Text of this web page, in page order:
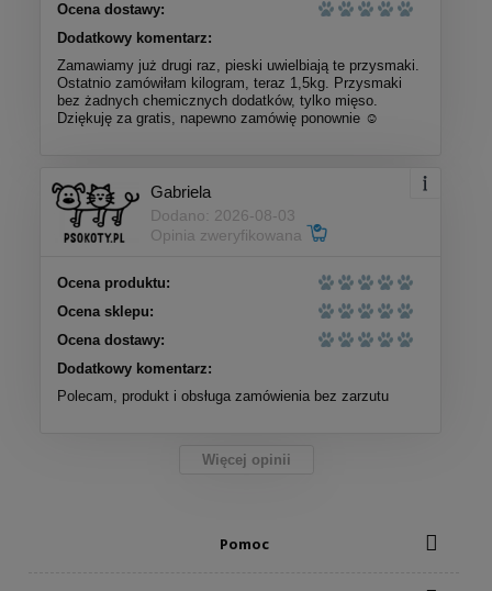
Ocena dostawy:
Dodatkowy komentarz:
Zamawiamy już drugi raz, pieski uwielbiają te przysmaki.
Ostatnio zamówiłam kilogram, teraz 1,5kg. Przysmaki
bez żadnych chemicznych dodatków, tylko mięso.
Dziękuję za gratis, napewno zamówię ponownie ☺️
Gabriela
Dodano: 2026-08-03
Opinia zweryfikowana
Ocena produktu:
Ocena sklepu:
Ocena dostawy:
Dodatkowy komentarz:
Polecam, produkt i obsługa zamówienia bez zarzutu
Więcej opinii
Pomoc